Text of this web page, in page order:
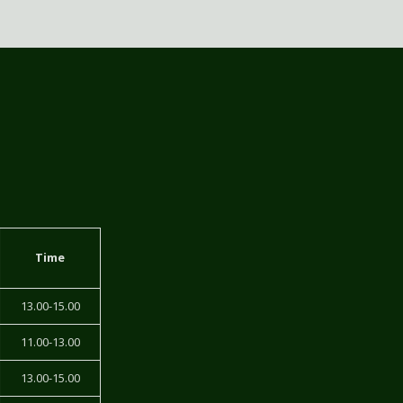
Time
13.00-15.00
11.00-13.00
13.00-15.00